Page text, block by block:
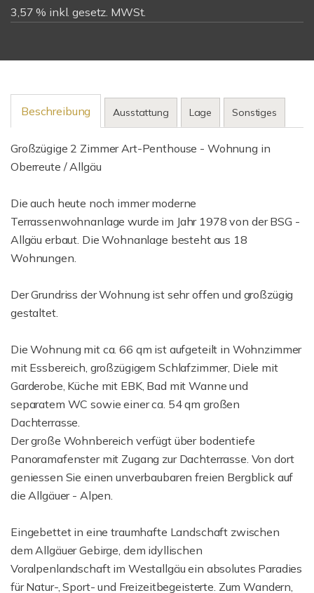
3,57 % inkl. gesetz. MWSt.
Beschreibung Ausstattung Lage Sonstiges
Großzügige 2 Zimmer Art-Penthouse - Wohnung in
Oberreute / Allgäu
Die auch heute noch immer moderne
Terrassenwohnanlage wurde im Jahr 1978 von der BSG -
Allgäu erbaut. Die Wohnanlage besteht aus 18
Wohnungen.
Der Grundriss der Wohnung ist sehr offen und großzügig
gestaltet.
Die Wohnung mit ca. 66 qm ist aufgeteilt in Wohnzimmer
mit Essbereich, großzügigem Schlafzimmer, Diele mit
Garderobe, Küche mit EBK, Bad mit Wanne und
separatem WC sowie einer ca. 54 qm großen
Dachterrasse.
Der große Wohnbereich verfügt über bodentiefe
Panoramafenster mit Zugang zur Dachterrasse. Von dort
geniessen Sie einen unverbaubaren freien Bergblick auf
die Allgäuer - Alpen.
Eingebettet in eine traumhafte Landschaft zwischen
dem Allgäuer Gebirge, dem idyllischen
Voralpenlandschaft im Westallgäu ein absolutes Paradies
für Natur-, Sport- und Freizeitbegeisterte. Zum Wandern,